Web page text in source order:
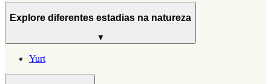
Explore diferentes estadias na natureza
▼
Yurt